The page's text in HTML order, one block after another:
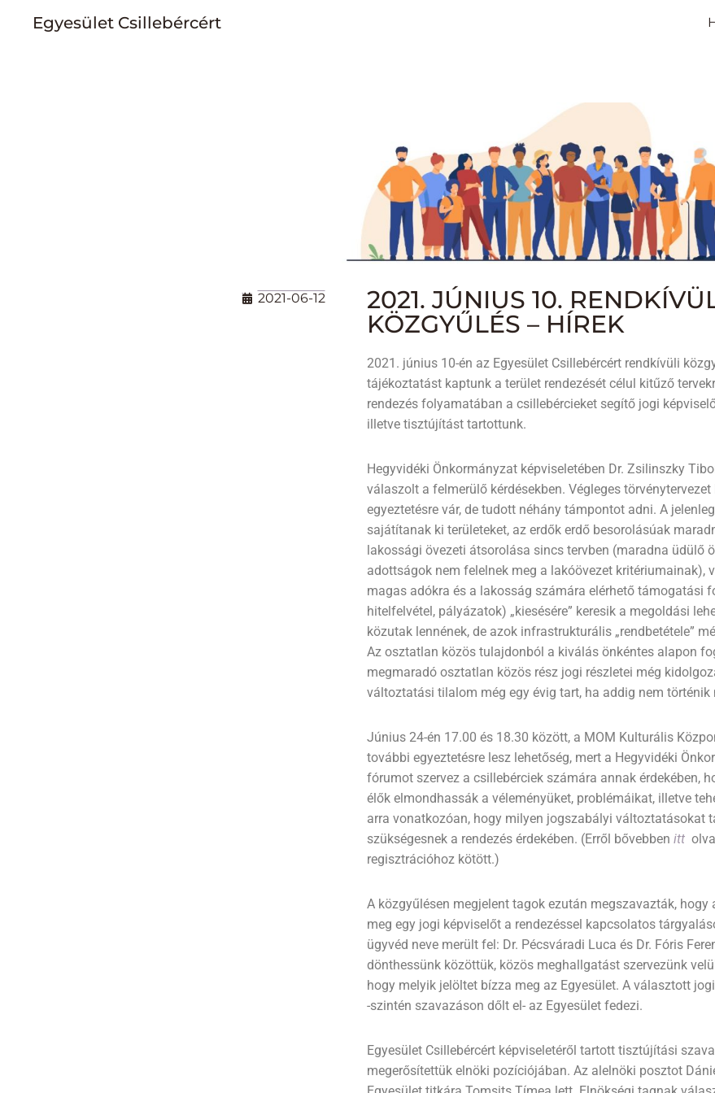
Egyesület Csillebércért
2021-06-12
2021. JÚNIUS 10.
KÖZGYŰLÉS – HÍREK
2021. június 10-én az Egyesület Csillebércért rendkívüli
tájékoztatást kaptunk a terület rendezését célul kitűző
rendezés folyamatában a csillebércieket segítő jogi
illetve tisztújítást tartottunk.
Hegyvidéki Önkormányzat képviseletében Dr. Zsilinszky
válaszolt a felmerülő kérdésekben. Végleges
egyeztetésre vár, de tudott néhány támpontot adni. A
sajátítanak ki területeket, az erdők erdő besorolásúak
lakossági övezeti átsorolása sincs tervben (maradna üdülő
adottságok nem felelnek meg a lakóövezet kritériumainak),
magas adókra és a lakosság számára elérhető támogatási
hitelfelvétel, pályázatok) „kiesésére” keresik a megoldási
közutak lennének, de azok infrastrukturális „rendbetétele”
Az osztatlan közös tulajdonból a kiválás önkéntes alapon
megmaradó osztatlan közös rész jogi részletei még
változtatási tilalom még egy évig tart, ha addig nem történik
Június 24-én 17.00 és 18.30 között, a MOM Kulturális
további egyeztetésre lesz lehetőség, mert a Hegyvidéki
fórumot szervez a csillebérciek számára annak érdekében,
élők elmondhassák a véleményüket, problémáikat, illetve
arra vonatkozóan, hogy milyen jogszabályi változtatásokat
szükségesnek a rendezés érdekében. (Erről bővebbenitt
regisztrációhoz kötött.)
A közgyűlésen megjelent tagok ezután megszavazták, hogy
meg egy jogi képviselőt a rendezéssel kapcsolatos
ügyvéd neve merült fel: Dr. Pécsváradi Luca és Dr. Fóris
dönthessünk közöttük, közös meghallgatást szervezünk
hogy melyik jelöltet bízza meg az Egyesület. A választott
-szintén szavazáson dőlt el- az Egyesület fedezi.
Egyesület Csillebércért képviseletéről tartott tisztújítási
megerősítettük elnöki pozíciójában. Az alelnöki posztot